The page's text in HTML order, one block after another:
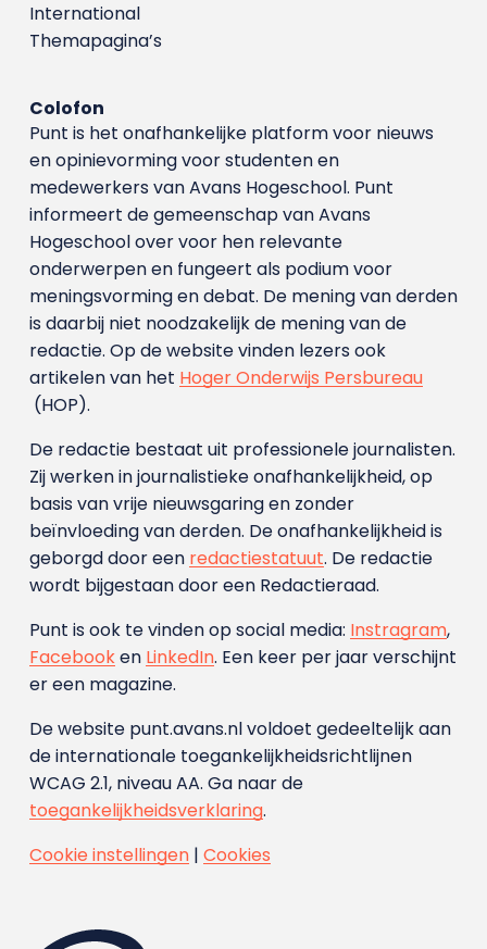
International
Themapagina’s
Colofon
Punt is het onafhankelijke platform voor nieuws
en opinievorming voor studenten en
medewerkers van Avans Hoge­school. Punt
informeert de gemeenschap van Avans
Hogeschool over voor hen relevante
onderwerpen en fungeert als podium voor
meningsvorming en debat. De mening van derden
is daarbij niet noodzakelijk de mening van de
redactie. Op de website vinden lezers ook
artikelen van het Hoger Onderwijs Persbureau
(HOP).
De redactie bestaat uit professionele journalisten.
Zij werken in journalistieke onafhankelijkheid, op
basis van vrije nieuwsgaring en zonder
beïnvloeding van derden. De onafhankelijkheid is
geborgd door een redactiestatuut. De redactie
wordt bijgestaan door een Redactieraad.
Punt is ook te vinden op social media: Instragram,
Facebooken LinkedIn. Een keer per jaar verschijnt
er een magazine.
De website punt.avans.nl voldoet gedeeltelijk aan
de internationale toegankelijkheidsrichtlijnen
WCAG 2.1, niveau AA. Ga naar de
toegankelijkheidsverklaring.
Cookie instellingen| Cookies